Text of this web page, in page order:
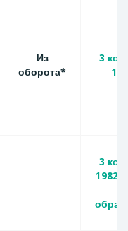
Из
оборота*
3
3
1982